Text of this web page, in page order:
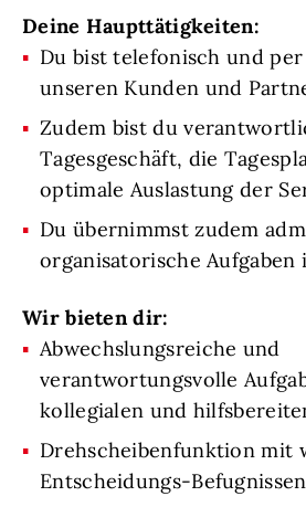
Deine Haupttätigkeiten:
Du bist telefonisch und
unseren Kunden und
Zudem bist du
Tagesgeschäft, die
optimale Auslastung der
Du übernimmst zudem
organisatorische Aufgaben
Wir bieten dir:
Abwechslungsreiche und
verantwortungsvolle
kollegialen und
Drehscheibenfunktion mit
Entscheidungs-Befugnissen